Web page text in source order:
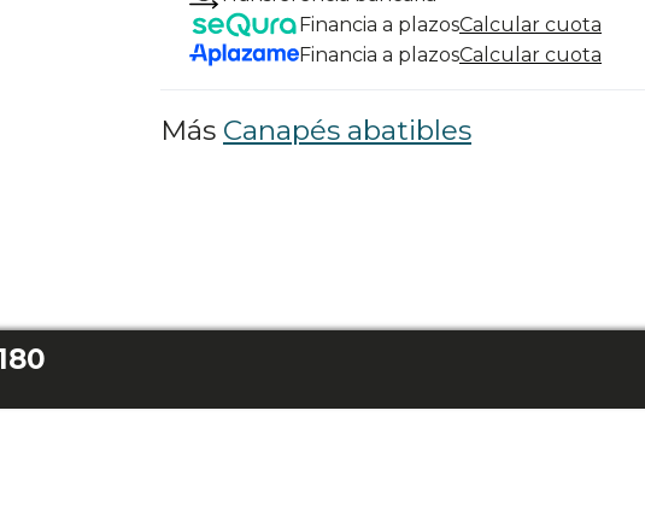
Financia a plazosCalcular cuota
Financia a plazosCalcular cuota
Más Canapés abatibles